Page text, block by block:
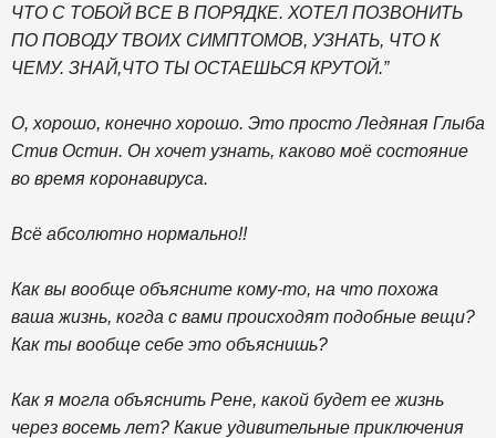
ЧТО С ТОБОЙ ВСЕ В ПОРЯДКЕ. ХОТЕЛ ПОЗВОНИТЬ
ПО ПОВОДУ ТВОИХ СИМПТОМОВ, УЗНАТЬ, ЧТО К
ЧЕМУ. ЗНАЙ,ЧТО ТЫ ОСТАЕШЬСЯ КРУТОЙ.”
О, хорошо, конечно хорошо. Это просто Ледяная Глыба
Стив Остин. Он хочет узнать, каково моё состояние
во время коронавируса.
Всё абсолютно нормально!!
Как вы вообще объясните кому-то, на что похожа
ваша жизнь, когда с вами происходят подобные вещи?
Как ты вообще себе это объяснишь?
Как я могла объяснить Рене, какой будет ее жизнь
через восемь лет? Какие удивительные приключения